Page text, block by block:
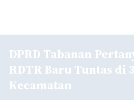
DPRD Tabanan
RDTR Baru Tuntas di 3
Kecamatan